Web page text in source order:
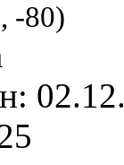
, -80)